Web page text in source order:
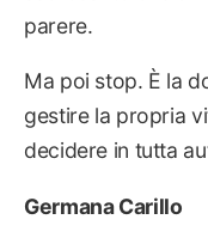
parere.
Ma poi stop. È la
gestire la propria
decidere in tutta
Germana Carillo